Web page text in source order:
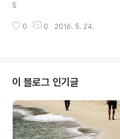
S
0 0 2016. 5. 24.
이 블로그 인기글